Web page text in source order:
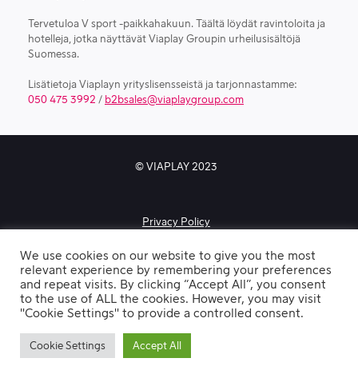
Tervetuloa V sport -paikkahakuun. Täältä löydät ravintoloita ja
hotelleja, jotka näyttävät Viaplay Groupin urheilusisältöjä
Suomessa.
Lisätietoja Viaplayn yrityslisensseistä ja tarjonnastamme:
050 475 3992 / b2bsales@viaplaygroup.com
© VIAPLAY 2023
Privacy Policy
We use cookies on our website to give you the most
relevant experience by remembering your preferences
and repeat visits. By clicking “Accept All”, you consent
to the use of ALL the cookies. However, you may visit
"Cookie Settings" to provide a controlled consent.
Cookie Settings Accept All